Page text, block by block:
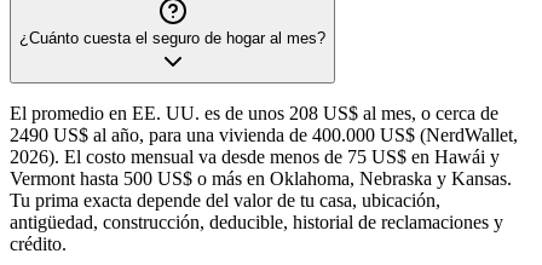
¿Cuánto cuesta el seguro de hogar al mes?
El promedio en EE. UU. es de unos 208 US$ al mes, o cerca de
2490 US$ al año, para una vivienda de 400.000 US$ (NerdWallet,
2026). El costo mensual va desde menos de 75 US$ en Hawái y
Vermont hasta 500 US$ o más en Oklahoma, Nebraska y Kansas.
Tu prima exacta depende del valor de tu casa, ubicación,
antigüedad, construcción, deducible, historial de reclamaciones y
crédito.